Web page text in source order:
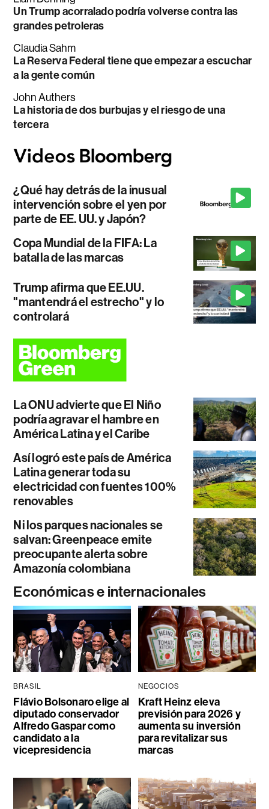
Un Trump acorralado podría volverse contra las
grandes petroleras
Claudia Sahm
La Reserva Federal tiene que empezar a escuchar
a la gente común
John Authers
La historia de dos burbujas y el riesgo de una
tercera
¿Qué hay detrás de la inusual
intervención sobre el yen por
parte de EE. UU. y Japón?
Copa Mundial de la FIFA: La
batalla de las marcas
Trump afirma que EE.UU.
"mantendrá el estrecho" y lo
controlará
La ONU advierte que El Niño
podría agravar el hambre en
América Latina y el Caribe
Así logró este país de América
Latina generar toda su
electricidad con fuentes 100%
renovables
Ni los parques nacionales se
salvan: Greenpeace emite
preocupante alerta sobre
Amazonía colombiana
Económicas e internacionales
BRASIL
Flávio Bolsonaro elige al
diputado conservador
Alfredo Gaspar como
candidato a la
vicepresidencia
NEGOCIOS
Kraft Heinz eleva
previsión para 2026 y
aumenta su inversión
para revitalizar sus
marcas